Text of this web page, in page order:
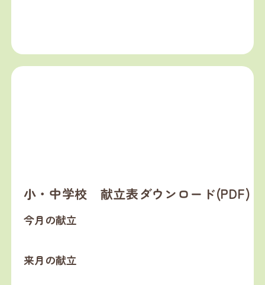
小・中学校 献立表ダウンロード(PDF)
今月の献立
来月の献立